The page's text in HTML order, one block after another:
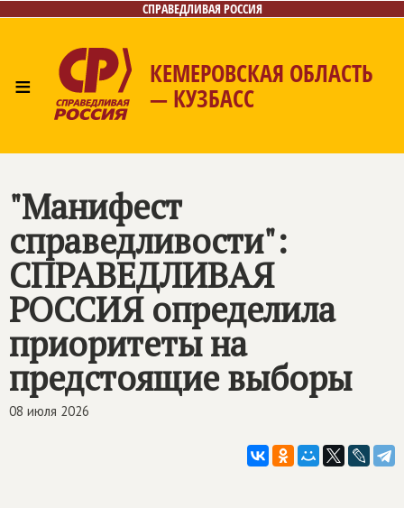
СПРАВЕДЛИВАЯ РОССИЯ
≡ КЕМЕРОВСКАЯ ОБЛАСТЬ
— КУЗБАСС
Лица
Фото/Видео
"Манифест
справедливости":
СПРАВЕДЛИВАЯ
РОССИЯопределила
приоритеты на
предстоящие выборы
08 июля 2026